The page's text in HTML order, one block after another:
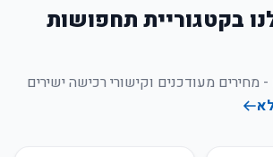
בקטגוריית תחפושות
מחירים מעודכנים וקישורי רכישה ישירים